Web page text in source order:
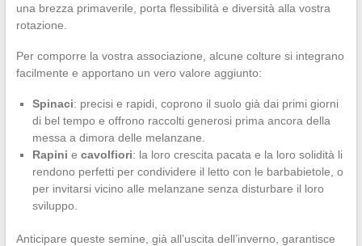
una brezza primaverile, porta flessibilità e diversità alla vostra
rotazione.
Per comporre la vostra associazione, alcune colture si integrano
facilmente e apportano un vero valore aggiunto:
Spinaci: precisi e rapidi, coprono il suolo già dai primi giorni
di bel tempo e offrono raccolti generosi prima ancora della
messa a dimora delle melanzane.
Rapini e cavolfiori: la loro crescita pacata e la loro solidità li
rendono perfetti per condividere il letto con le barbabietole, o
per invitarsi vicino alle melanzane senza disturbare il loro
sviluppo.
Anticipare queste semine, già all’uscita dell’inverno, garantisce